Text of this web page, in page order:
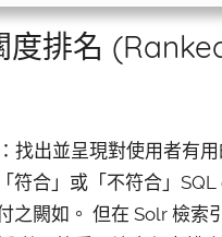
度排名
找出並呈現對使用者有
符合」或「不符合」
之闕如。 但在 Solr 檢索